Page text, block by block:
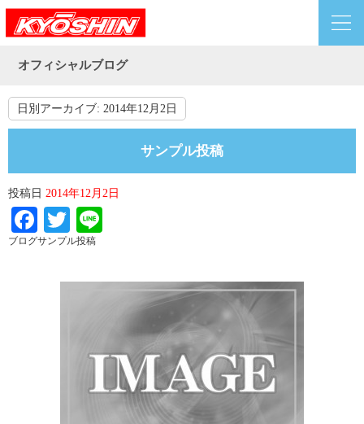
オフィシャルブログ
日別アーカイブ: 2014年12月2日
サンプル投稿
投稿日 2014年12月2日
Facebook
Twitter
ブログサンプル投稿